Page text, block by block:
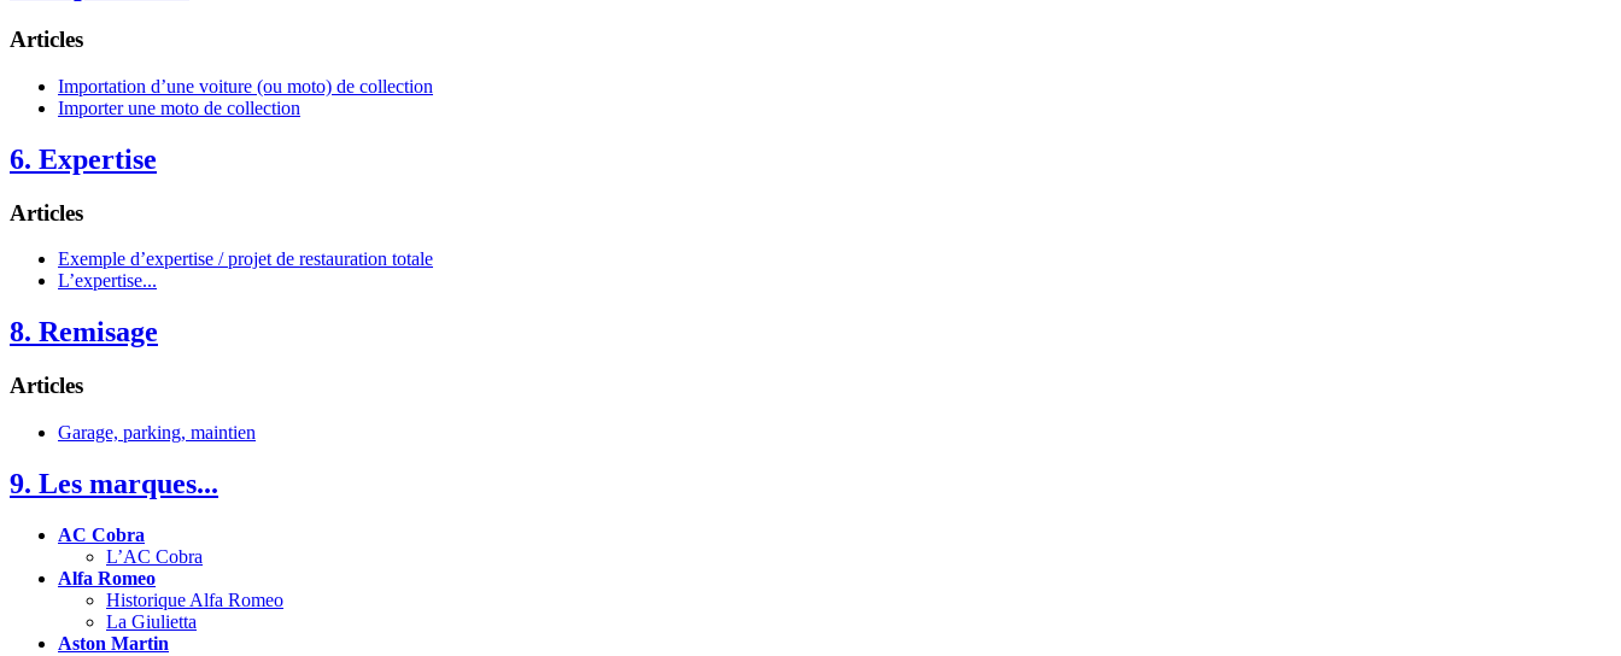
Articles
Importation d’une voiture (ou moto) de collection
Importer une moto de collection
6. Expertise
Articles
Exemple d’expertise / projet de restauration totale
L’expertise...
8. Remisage
Articles
Garage, parking, maintien
9. Les marques...
AC Cobra
L’AC Cobra
Alfa Romeo
Historique Alfa Romeo
La Giulietta
Aston Martin